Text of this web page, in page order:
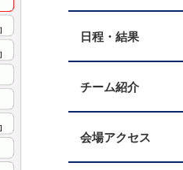
日程・結果
チーム紹介
会場アクセス